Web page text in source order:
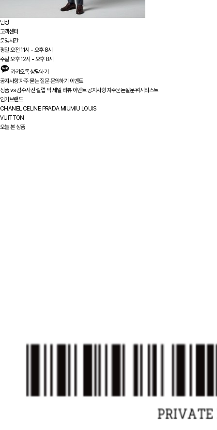
남성
고객센터
운영시간
평일 오전 11시 - 오후 8시
주말 오후 12시 - 오후 8시
카카오톡 상담하기
공지사항자주 묻는 질문문의하기 이벤트
정품 vs검수사진셀럽 픽 세일 리뷰 이벤트공지사항 자주묻는질문위시리스트
인기브랜드
CHANEL CELINE PRADA MIUMIU LOUIS
VUITTON
오늘 본 상품